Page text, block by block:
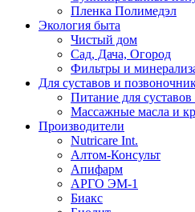
Пленка Полимедэл
Экология быта
Чистый дом
Сад, Дача, Огород
Фильтры и
Для суставов и
Питание для
Массажные масла и
Производители
Nutricare Int.
Алтом-Консульт
Апифарм
АРГО ЭМ-1
Биакс